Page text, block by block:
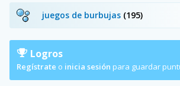
juegos de burbujas (195)
Logros
Regístrate o inicia sesión para guardar